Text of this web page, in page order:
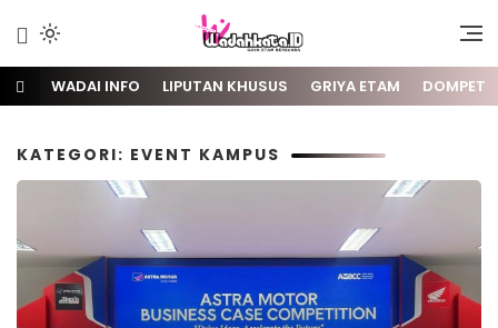
Wadai
Gaya Etam Bersuara
WADAI INFO LIPUTAN KHUSUS GRIYA ETAM DOMPET
KATEGORI: EVENT KAMPUS